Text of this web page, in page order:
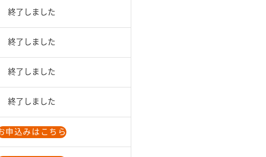
終了しました
終了しました
終了しました
終了しました
申込みはこちら